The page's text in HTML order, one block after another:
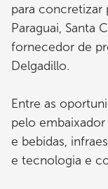
para concretizar
Paraguai, Santa
fornecedor de
Delgadillo.
Entre as
pelo
e bebidas,
e tecnologia e